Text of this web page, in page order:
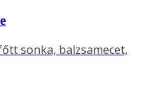
sonka, balzsamecet,